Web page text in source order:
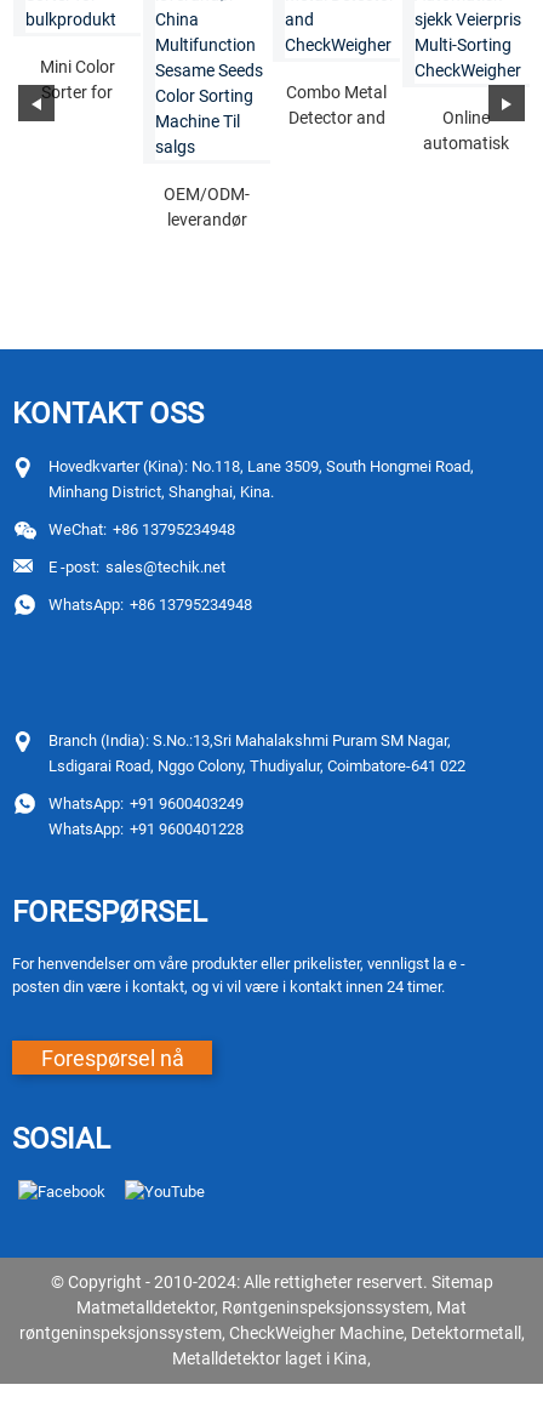
Mini Color
Sorter for
bulkprodukt
OEM/ODM-
leverandør
Combo Metal
Detector and
Online
automatisk
KONTAKT OSS
Hovedkvarter (Kina): No.118, Lane 3509, South Hongmei Road,
Minhang District, Shanghai, Kina.
WeChat: +86 13795234948
E -post: sales@techik.net
WhatsApp: +86 13795234948
Branch (India): S.No.:13,Sri Mahalakshmi Puram SM Nagar,
Lsdigarai Road, Nggo Colony, Thudiyalur, Coimbatore-641 022
WhatsApp: +91 9600403249
WhatsApp: +91 9600401228
FORESPØRSEL
For henvendelser om våre produkter eller prikelister, vennligst la e -
posten din være i kontakt, og vi vil være i kontakt innen 24 timer.
Forespørsel nå
SOSIAL
© Copyright - 2010-2024: Alle rettigheter reservert. Sitemap
Matmetalldetektor, Røntgeninspeksjonssystem, Mat
røntgeninspeksjonssystem, CheckWeigher Machine, Detektormetall ,
Metalldetektor laget i Kina,